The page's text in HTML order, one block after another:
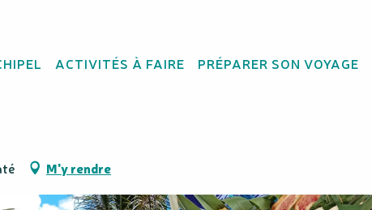
ACTIVITÉS À FAIRE PRÉPARER SON VOYAGE
M'y rendre